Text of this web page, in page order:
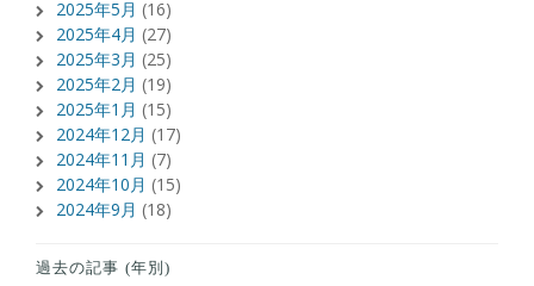
2025年5月 (16)
2025年4月 (27)
2025年3月 (25)
2025年2月 (19)
2025年1月 (15)
2024年12月 (17)
2024年11月 (7)
2024年10月 (15)
2024年9月 (18)
過去の記事 (年別)